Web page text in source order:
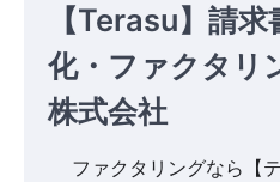
【Terasu】請
化・ファクタリ
株式会社
ファクタリングなら